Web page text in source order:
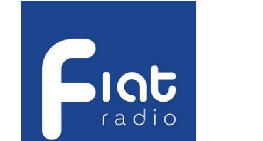
Pierwsza Komunia Święta 2019
Imieniny Ks Kanonika
Wigilia Paschalna 2019
Wielki Czwartek 2019